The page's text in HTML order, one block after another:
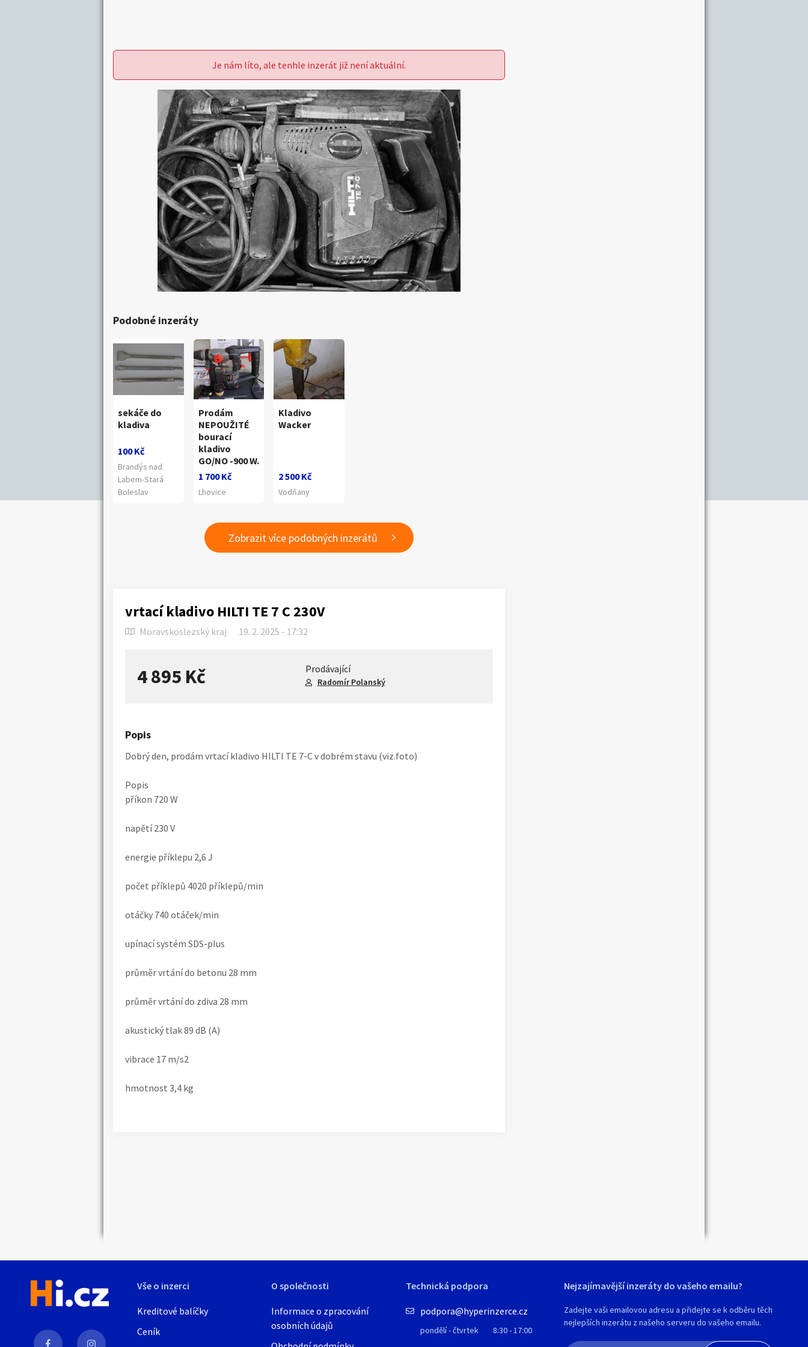
Je nám líto, ale tenhle inzerát již není aktuální.
Podobné inzeráty
sekáče do
kladiva
100 Kč
Brandýs nad
Labem-Stará
Boleslav
Prodám
NEPOUŽITÉ
bourací
kladivo
GO/NO -900 W.
1 700 Kč
Lhovice
Kladivo
Wacker
2 500 Kč
Vodňany
Zobrazit více podobných inzerátů
vrtací kladivo HILTI TE 7 C 230V
Moravskoslezský kraj 19. 2. 2025 - 17:32
4 895 Kč Prodávající
Radomír Polanský
Popis
Dobrý den, prodám vrtací kladivo HILTI TE 7-C v dobrém stavu (viz.foto)
Popis
příkon 720 W
napětí 230 V
energie příklepu 2,6 J
počet příklepů 4020 příklepů/min
otáčky 740 otáček/min
upínací systém SDS-plus
průměr vrtání do betonu 28 mm
průměr vrtání do zdiva 28 mm
akustický tlak 89 dB (A)
vibrace 17 m/s2
hmotnost 3,4 kg
Vše o inzerci
Kreditové balíčky
Ceník
O společnosti
Informace o zpracování
osobních údajů
Technická podpora
podpora@hyperinzerce.cz
pondělí - čtvrtek 8:30 - 17:00
Nejzajímavější inzeráty do vašeho emailu?
Zadejte vaši emailovou adresu a přidejte se k odběru těch
nejlepších inzerátu z našeho serveru do vašeho emailu.